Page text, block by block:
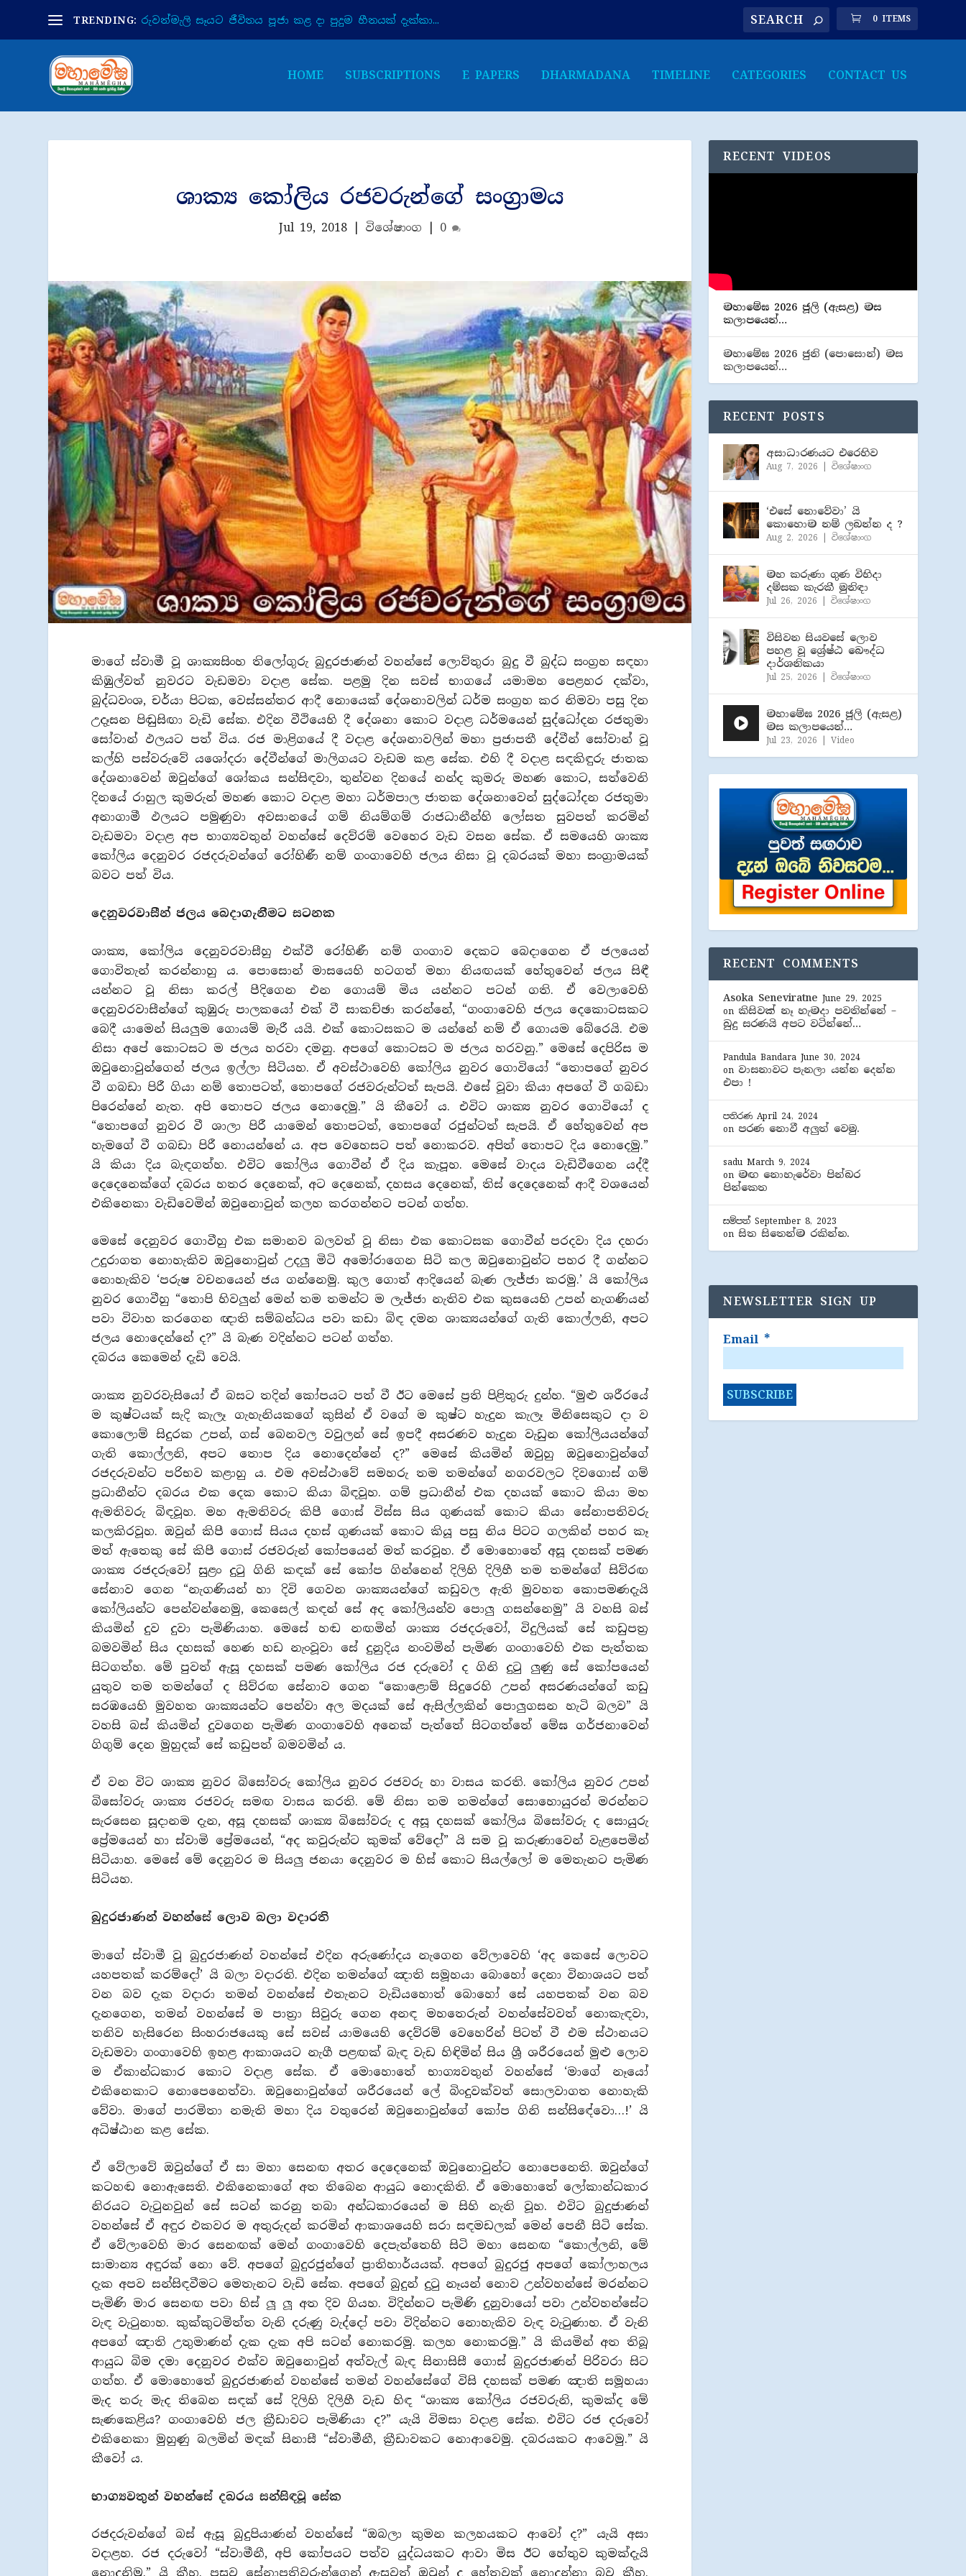
TRENDING: රුවන්මැලි සෑයට ජීවිතය පූජා කළ දා පුදුම හීනයක් දැක්කා... 0 ITEMS
HOME SUBSCRIPTIONS E PAPERS DHARMADANA TIMELINE CATEGORIES CONTACT US
ශාක්‍ය කෝලිය රජවරුන්ගේ සංග්‍රාමය
Jul 19, 2018 විශේෂාංග 0
මාගේ ස්වාමී වූ ශාක්‍යසිංහ තිලෝගුරු බුදුරජාණන් වහන්සේ ලොව්තුරා බුදු වී බුද්ධ සංග්‍රහ සඳහා
කිඹුල්වත් නුවරට වැඩමවා වදාළ සේක. පළමු දින සවස් භාගයේ යමාමහ පෙළහර දක්වා,
බුද්ධවංශ, චර්යා පිටක, වෙස්සන්තර ආදී නොයෙක් දේශනාවලින් ධර්ම සංග්‍රහ කර නිමවා පසු දින
උදෑසන පිඬුසිඟා වැඩි සේක. එදින වීථියෙහි දී දේශනා කොට වදාළ ධර්මයෙන් සුද්ධෝදන රජතුමා
සෝවාන් ඵලයට පත් විය. රජ මාළිගයේ දී වදාළ දේශනාවලින් මහා ප්‍රජාපතී දේවීන් සෝවාන් වූ
කල්හි පස්වරුවේ යශෝදරා දේවීන්ගේ මාලිගයට වැඩම කළ සේක. එහි දී වදාළ සඳකිඳුරු ජාතක
දේශනාවෙන් ඔවුන්ගේ ශෝකය සන්සිඳවා, තුන්වන දිනයේ නන්ද කුමරු මහණ කොට, සත්වෙනි
දිනයේ රාහුල කුමරුන් මහණ කොට වදාළ මහා ධර්මපාල ජාතක දේශනාවෙන් සුද්ධෝදන රජතුමා
අනාගාමී ඵලයට පමුණුවා අවසානයේ ගම් නියම්ගම් රාජධානීන්හි ලෝසත සුවපත් කරමින්
වැඩමවා වදාළ අප භාග්‍යවතුන් වහන්සේ දෙව්රම් වෙහෙර වැඩ වසන සේක. ඒ සමයෙහි ශාක්‍ය
කෝලිය දෙනුවර රජදරුවන්ගේ රෝහිණී නම් ගංගාවෙහි ජලය නිසා වූ දබරයක් මහා සංග්‍රාමයක්
බවට පත් විය.
දෙනුවරවාසීන් ජලය බෙදාගැනීමට සටනක
ශාක්‍ය, කෝලිය දෙනුවරවාසීහු එක්වී රෝහිණී නම් ගංගාව දෙකට බෙදාගෙන ඒ ජලයෙන්
ගොවිතැන් කරන්නාහු ය. පොසොන් මාසයෙහි හටගත් මහා නියඟයක් හේතුවෙන් ජලය සිඳී
යන්නට වූ නිසා කරල් පීදිගෙන එන ගොයම් මිය යන්නට පටන් ගති. ඒ වෙලාවෙහි
දෙනුවරවාසීන්ගේ කුඹුරු පාලකයෝ එක් වී සාකච්ඡා කරන්නේ, “ගංගාවෙහි ජලය දෙකොටසකට
බෙදී යාමෙන් සියලුම ගොයම් මැරී යයි. එක් කොටසකට ම යන්නේ නම් ඒ ගොයම බේරෙයි. එම
නිසා අපේ කොටසට ම ජලය හරවා දමනු. අපගේ කොටසට ම ජලය හරවනු.” මෙසේ දෙපිරිස ම
ඔවුනොවුන්ගෙන් ජලය ඉල්ලා සිටියහ. ඒ අවස්ථාවෙහි කෝලිය නුවර ගොවියෝ “තොපගේ නුවර
වී ගබඩා පිරී ගියා නම් තොපටත්, තොපගේ රජවරුන්ටත් සැපයි. එසේ වූවා කියා අපගේ වී ගබඩා
පිරෙන්නේ නැත. අපි තොපට ජලය නොදෙමු.” යි කීවෝ ය. එවිට ශාක්‍ය නුවර ගොවියෝ ද
“තොපගේ නුවර වී ශාලා පිරී යාමෙන් තොපටත්, තොපගේ රජුන්ටත් සැපයි. ඒ හේතුවෙන් අප
හැමගේ වී ගබඩා පිරී නොයන්නේ ය. අප වෙහෙසට පත් නොකරව. අපිත් තොපට දිය නොදෙමු.”
යි කියා දිය බැඳගත්හ. එවිට කෝලිය ගොවීන් ඒ දිය කැපූහ. මෙසේ වාදය වැඩිවීගෙන යද්දී
දෙදෙනෙක්ගේ දබරය හතර දෙනෙක්, අට දෙනෙක්, දහසය දෙනෙක්, තිස් දෙදෙනෙක් ආදී වශයෙන්
එකිනෙකා වැඩිවෙමින් ඔවුනොවුන් කලහ කරගන්නට පටන් ගත්හ.
මෙසේ දෙනුවර ගොවීහු එක සමානව බලවත් වූ නිසා එක කොටසක ගොවීන් පරදවා දිය දහරා
උදුරාගත නොහැකිව ඔවුනොවුන් උදලු මිටි අමෝරාගෙන සිටි කල ඔවුනොවුන්ට පහර දී ගන්නට
නොහැකිව ‘පරුෂ වචනයෙන් ජය ගන්නෙමු. කුල ගොත් ආදියෙන් බැණ ලැජ්ජා කරමු.’ යි කෝලිය
නුවර ගොවීහු “තොපි හිවලුන් මෙන් තම තමන්ට ම ලැජ්ජා නැතිව එක කුසයෙහි උපන් නැගණියන්
පවා විවාහ කරගෙන ඥාති සම්බන්ධය පවා කඩා බිඳ දමන ශාක්‍යයන්ගේ ගැති කොල්ලනි, අපට
ජලය නොදෙන්නේ ද?” යි බැණ වදින්නට පටන් ගත්හ.
දබරය කෙමෙන් දැඩි වෙයි.
ශාක්‍ය නුවරවැසියෝ ඒ බසට තදින් කෝපයට පත් වී ඊට මෙසේ ප්‍රති පිළිතුරු දුන්හ. “මුළු ශරීරයේ
ම කුෂ්ටයක් සැදි කැලෑ ගැහැනියකගේ කුසින් ඒ වගේ ම කුෂ්ට හැදුන කැලෑ මිනිසෙකුට දා ව
කොලොම් සිදුරක උපන්, ගස් බෙනවල වවුලන් සේ ඉපදී අසරණව හැදුන වැඩුන කෝලියයන්ගේ
ගැති කොල්ලනි, අපට තොප දිය නොදෙන්නේ ද?” මෙසේ කියමින් ඔවුහු ඔවුනොවුන්ගේ
රජදරුවන්ට පරිභව කළාහු ය. එම අවස්ථාවේ සමහරු තම තමන්ගේ නගරවලට දිවගොස් ගම්
ප්‍රධානීන්ට දබරය එක දෙක කොට කියා බිඳවූහ. ගම් ප්‍රධානීන් එක දහයක් කොට කියා මහ
ඇමතිවරු බිඳවූහ. මහ ඇමතිවරු කිපී ගොස් විස්ස සිය ගුණයක් කොට කියා සේනාපතිවරු
කලකිරවූහ. ඔවුන් කිපී ගොස් සියය දහස් ගුණයක් කොට කියූ පසු නිය පිටට ගලකින් පහර කෑ
මත් ඇතෙකු සේ කිපී ගොස් රජවරුන් කෝපයෙන් මත් කරවූහ. ඒ මොහොතේ අසූ දහසක් පමණ
ශාක්‍ය රජදරුවෝ සුළං දුටු ගිනි කඳක් සේ කෝප ගින්නෙන් දිලිහි දිලිහී තම තමන්ගේ සිව්රඟ
සේනාව ගෙන “නැගණියන් හා දිවි ගෙවන ශාක්‍යයන්ගේ කඩුවල ඇති මුවහත කොපමණදැයි
කෝලියන්ට පෙන්වන්නෙමු, කෙසෙල් කඳන් සේ අද කෝලියන්ව පොලු ගසන්නෙමු” යි වහසි බස්
කියමින් දුව දුවා පැමිණියාහ. මෙසේ හඬ නඟමින් ශාක්‍ය රජදරුවෝ, විදුලියක් සේ කඩුපත්‍ර
බමවමින් සිය දහසක් හෙණ හඩ නැංවූවා සේ දුනුදිය නංවමින් පැමිණ ගංගාවෙහි එක පැත්තක
සිටගත්හ. මේ පුවත් ඇසූ දහසක් පමණ කෝලිය රජ දරුවෝ ද ගිනි දුටු ලුණු සේ කෝපයෙන්
යුතුව තම තමන්ගේ ද සිව්රඟ සේනාව ගෙන “කොළොම් සිදුරෙහි උපන් අසරණයන්ගේ කඩු
සරඹයෙහි මුවහත ශාක්‍යයන්ට පෙන්වා අල මදයක් සේ ඇසිල්ලකින් පොලුගසන හැටි බලව” යි
වහසි බස් කියමින් දුවගෙන පැමිණ ගංගාවෙහි අනෙක් පැත්තේ සිටගත්තේ මේඝ ගර්ජනාවෙන්
ගිගුම් දෙන මුහුදක් සේ කඩුපත් බමවමින් ය.
ඒ වන විට ශාක්‍ය නුවර බිසෝවරු කෝලිය නුවර රජවරු හා වාසය කරති. කෝලිය නුවර උපන්
බිසෝවරු ශාක්‍ය රජවරු සමඟ වාසය කරති. මේ නිසා තම තමන්ගේ සොහොයුරන් මරන්නට
සැරසෙන සූදානම දැන, අසූ දහසක් ශාක්‍ය බිසෝවරු ද අසූ දහසක් කෝලිය බිසෝවරු ද සොයුරු
ප්‍රේමයෙන් හා ස්වාමි ප්‍රේමයෙන්, “අද කවුරුන්ට කුමක් වේදෝ” යි සම වූ කරුණාවෙන් වැළපෙමින්
සිටියාහ. මෙසේ මේ දෙනුවර ම සියලු ජනයා දෙනුවර ම හිස් කොට සියල්ලෝ ම මෙතැනට පැමිණ
සිටියහ.
බුදුරජාණන් වහන්සේ ලොව බලා වදාරති
මාගේ ස්වාමී වූ බුදුරජාණන් වහන්සේ එදින අරුණෝදය නැගෙන වේලාවෙහි ‘අද කෙසේ ලොවට
යහපතක් කරම්දෝ’ යි බලා වදාරති. එදින තමන්ගේ ඤාති සමූහයා බොහෝ දෙනා විනාශයට පත්
වන බව දැක වදාරා තමන් වහන්සේ එතැනට වැඩියහොත් බොහෝ සේ යහපතක් වන බව
දැනගෙන, තමන් වහන්සේ ම පාත්‍රා සිවුරු ගෙන අනඳ මහතෙරුන් වහන්සේවවත් නොකැඳවා,
තනිව හැසිරෙන සිංහරාජයෙකු සේ සවස් යාමයෙහි දෙව්රම් වෙහෙරින් පිටත් වී එම ස්ථානයට
වැඩමවා ගංගාවෙහි ඉහළ ආකාශයට නැගී පළඟක් බැඳ වැඩ හිඳිමින් සිය ශ්‍රී ශරීරයෙන් මුළු ලොව
ම ඒකාන්ධකාර කොට වදාළ සේක. ඒ මොහොතේ භාග්‍යවතුන් වහන්සේ ‘මාගේ නෑයෝ
එකිනෙකාට නොපෙනෙත්වා. ඔවුනොවුන්ගේ ශරීරයෙන් ලේ බිංදුවක්වත් සොලවාගත නොහැකි
වේවා. මාගේ පාරමිතා නමැති මහා දිය වතුරෙන් ඔවුනොවුන්ගේ කෝප ගිනි සන්සිඳේවො…!’ යි
අධිෂ්ඨාන කළ සේක.
ඒ වේලාවේ ඔවුන්ගේ ඒ සා මහා සෙනඟ අතර දෙදෙනෙක් ඔවුනොවුන්ට නොපෙනෙති. ඔවුන්ගේ
කටහඬ නොඇසෙති. එකිනෙකාගේ අත තිබෙන ආයුධ නොදකිති. ඒ මොහොතේ ලෝකාන්ධකාර
නිරයට වැටුනවුන් සේ සටන් කරනු තබා අන්ධකාරයෙන් ම සිහි නැති වූහ. එවිට බුදුජාණන්
වහන්සේ ඒ අඳුර එකවර ම අතුරුදන් කරමින් ආකාශයෙහි සරා සඳමඩලක් මෙන් පෙනී සිටි සේක.
ඒ වේලාවෙහි මාර සෙනඟක් මෙන් ගංගාවෙහි දෙපැත්තෙහි සිටි මහා සෙනඟ “කොල්ලනි, මේ
සාමාන්‍ය අඳුරක් නො වේ. අපගේ බුදුරජුන්ගේ ප්‍රාතිහාර්යයක්. අපගේ බුදුරජු අපගේ කෝලාහලය
දැක අපව සන්සිඳවීමට මෙතැනට වැඩි සේක. අපගේ බුදුන් දුටු නෑයන් නොව උන්වහන්සේ මරන්නට
පැමිණි මාර සෙනඟ පවා හිස් ලූ ලූ අත දිව ගියහ. විදින්නට පැමිණි දුනුවායෝ පවා උන්වහන්සේට
වැඳ වැටුනාහ. කුක්කුටමිත්ත වැනි දරුණු වැද්දෝ පවා විදින්නට නොහැකිව වැඳ වැටුණාහ. ඒ වැනි
අපගේ ඤාති උතුමාණන් දැක දැක අපි සටන් නොකරමු. කලහ නොකරමු.” යි කියමින් අත තිබූ
ආයුධ බිම දමා දෙනුවර එක්ව ඔවුනොවුන් අත්වැල් බැඳ සිනාසිසී ගොස් බුදුරජාණන් පිරිවරා සිට
ගත්හ. ඒ මොහොතේ බුදුරජාණන් වහන්සේ තමන් වහන්සේගේ විසි දහසක් පමණ ඤාති සමූහයා
මැද තරු මැද තිබෙන සඳක් සේ දිලිහි දිලිහී වැඩ හිඳ “ශාක්‍ය කෝලිය රජවරුනි, කුමක්ද මේ
සැණකෙළිය? ගංගාවෙහි ජල ක්‍රීඩාවට පැමිණියා ද?” යැයි විමසා වදාළ සේක. එවිට රජ දරුවෝ
එකිනෙකා මුහුණු බලමින් මඳක් සිනාසී “ස්වාමීනී, ක්‍රීඩාවකට නොආවෙමු. දබරයකට ආවෙමු.” යි
කීවෝ ය.
භාග්‍යවතුන් වහන්සේ දබරය සන්සිඳවූ සේක
රජදරුවන්ගේ බස් ඇසූ බුදුපියාණන් වහන්සේ “ඔබලා කුමන කලහයකට ආවෝ ද?” යැයි අසා
වදාළහ. රජ දරුවෝ “ස්වාමීනී, අපි කෝපයට පත්ව යුද්ධයකට ආවා මිස ඊට හේතුව කුමක්දැයි
RECENT VIDEOS
මහාමේඝ 2026 ජූලි (​ඇසළ) මස
කලාපයෙන්…
මහාමේඝ 2026 ජුනි (​පොසොන්) මස
කලාපයෙන්…
RECENT POSTS
අසාධාරණයට එරෙහිව
Aug 7, 2026 |විශේෂාංග
‘එසේ නොවේවා’ යි
කොහොම නම් ලබන්න ද ?
Aug 2, 2026 |විශේෂාංග
මහ කරුණා ගුණ විහිදා
දම්සක කැරකී මුනිඳා
Jul 26, 2026 |විශේෂාංග
විසිවන සියවසේ ලොව
පහළ වූ ශ්‍රේෂ්ඨ බෞද්ධ
දාර්ශනිකයා
Jul 25, 2026 |විශේෂාංග
මහාමේඝ 2026 ජූලි (​ඇසළ)
මස කලාපයෙන්…
Jul 23, 2026 |Video
RECENT COMMENTS
Asoka Seneviratne June 29, 2025
on කිසිවක් නෑ හැමදා පවතින්නේ –
බුදු සරණයි අපට වටින්නේ…
Pandula Bandara June 30, 2024
on වාසනාවට පැනලා යන්න දෙන්න
එපා !
පතිරණ April 24, 2024
on පරණ නොවී අලුත් වෙමු.
sadu March 9, 2024
on මඟ නොහැරේවා පින්බර
පින්කෙත
සම්පත් September 8, 2023
onසිත සිතෙන්ම රකින්න.
NEWSLETTER SIGN UP
Email *